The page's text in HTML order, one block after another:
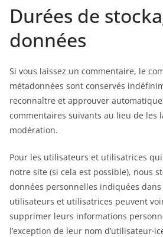
Durées de
données
Si vous laissez un commentaire, le
métadonnées sont conservés
reconnaître et approuver
commentaires suivants au lieu de les
modération.
Pour les utilisateurs et utilisatrices
notre site (si cela est possible), nous
données personnelles indiquées
utilisateurs et utilisatrices peuvent
supprimer leurs informations
l’exception de leur nom